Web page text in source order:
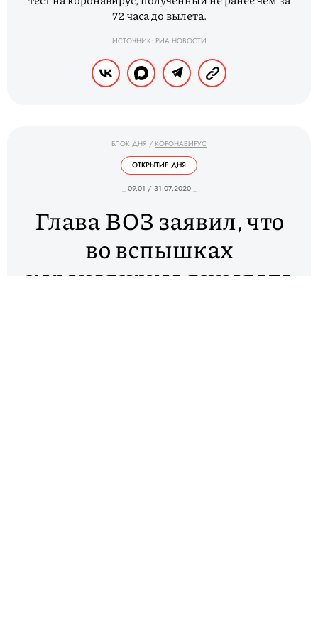
72 часа до вылета.
ИСТОЧНИК: РИА НОВОСТИ
БЛОК ДНЯ / КОРОНАВИРУС
ОТКРЫТИЕ ДНЯ
_ 09.01 / 31.07.2020 _
Глава ВОЗ заявил, что
во вспышках
коронавируса виновата